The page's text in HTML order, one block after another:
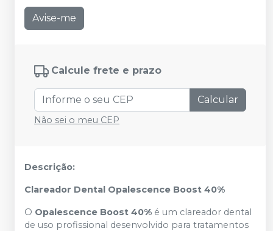
Avise-me
Calcule frete e prazo
Calcular
Não sei o meu CEP
Descrição:
Clareador Dental Opalescence Boost 40%
O Opalescence Boost 40% é um clareador dental
de uso profissional desenvolvido para tratamentos